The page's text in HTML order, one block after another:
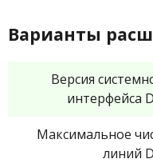
Варианты
Версия
интерфейса
Максимальное
линий